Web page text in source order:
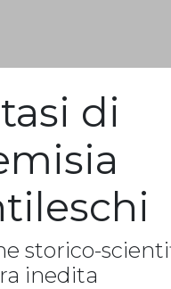
di
storico-
inedita